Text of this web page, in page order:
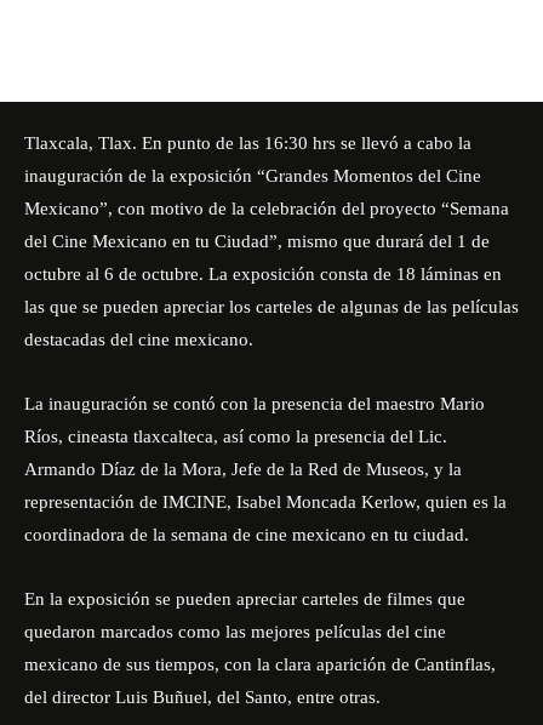
Tlaxcala, Tlax. En punto de las 16:30 hrs se llevó a cabo la
inauguración de la exposición “Grandes Momentos del Cine
Mexicano”, con motivo de la celebración del proyecto “Semana
del Cine Mexicano en tu Ciudad”, mismo que durará del 1 de
octubre al 6 de octubre. La exposición consta de 18 láminas en
las que se pueden apreciar los carteles de algunas de las películas
destacadas del cine mexicano.
La inauguración se contó con la presencia del maestro Mario
Ríos, cineasta tlaxcalteca, así como la presencia del Lic.
Armando Díaz de la Mora, Jefe de la Red de Museos, y la
representación de IMCINE, Isabel Moncada Kerlow, quien es la
coordinadora de la semana de cine mexicano en tu ciudad.
En la exposición se pueden apreciar carteles de filmes que
quedaron marcados como las mejores películas del cine
mexicano de sus tiempos, con la clara aparición de Cantinflas,
del director Luis Buñuel, del Santo, entre otras.